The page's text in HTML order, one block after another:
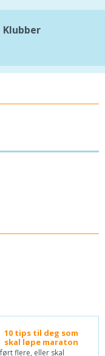
Klubber
10 tips til deg som
skal løpe maraton
flere, eller skal